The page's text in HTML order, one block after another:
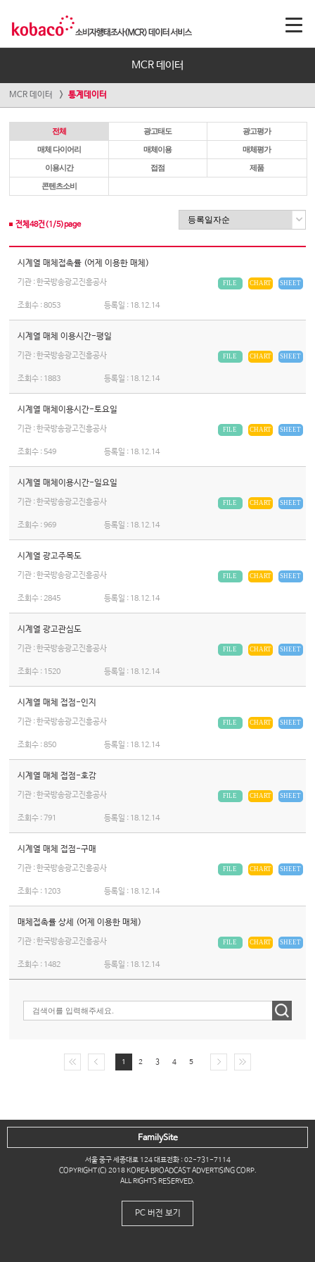
MCR 데이터
MCR 데이터 통계데이터
전체 광고태도 광고평가
매체 다이어리 매체이용 매체평가
이용시간 접점 제품
콘텐츠소비
전체 48건(1 /5)page
시계열 매체접촉률 (어제 이용한 매체)
기관 : 한국방송광고진흥공사 SHEET
CHART
FILE
조회수 :8053 등록일 : 18.12.14
시계열 매체 이용시간-평일
기관 : 한국방송광고진흥공사 SHEET
CHART
FILE
조회수 : 1883 등록일 : 18.12.14
시계열 매체이용시간-토요일
기관 : 한국방송광고진흥공사 SHEET
CHART
FILE
조회수 : 549 등록일 : 18.12.14
시계열 매체이용시간-일요일
기관 : 한국방송광고진흥공사 SHEET
CHART
FILE
조회수 :969 등록일 : 18.12.14
시계열 광고주목도
기관 : 한국방송광고진흥공사 SHEET
CHART
FILE
조회수 :2845 등록일 : 18.12.14
시계열 광고관심도
기관 : 한국방송광고진흥공사 SHEET
CHART
FILE
조회수 : 1520 등록일 : 18.12.14
시계열 매체 접점-인지
기관 : 한국방송광고진흥공사 SHEET
CHART
FILE
조회수 :850 등록일 : 18.12.14
시계열 매체 접점-호감
기관 : 한국방송광고진흥공사 SHEET
CHART
FILE
조회수 :791 등록일 : 18.12.14
시계열 매체 접점-구매
기관 : 한국방송광고진흥공사 SHEET
CHART
FILE
조회수 : 1203 등록일 : 18.12.14
매체접촉률 상세 (어제 이용한 매체)
기관 : 한국방송광고진흥공사 SHEET
CHART
FILE
조회수 : 1482 등록일 : 18.12.14
1 2 3 4 5
서울 중구 세종대로 124 대표전화 : 02-731-7114
COPYRIGHT(C) 2018 KOREA BROADCAST ADVERTISING CORP.
ALL RIGHTS RESERVED.
FamilySite
PC 버전 보기